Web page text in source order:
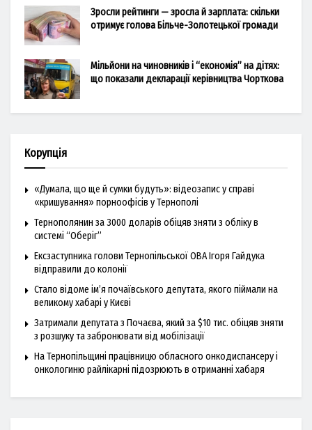
Зросли рейтинги — зросла й зарплата: скільки
отримує голова Більче-Золотецької громади
Мільйони на чиновників і “економія” на дітях:
що показали декларації керівництва Чорткова
Корупція
«Думала, що ще й сумки будуть»: відеозапис у справі
«кришування» порноофісів у Тернополі
Тернополянин за 3000 доларів обіцяв зняти з обліку в
системі “Оберіг”
Ексзаступника голови Тернопільської ОВА Ігоря Гайдука
відправили до колонії
Стало відоме ім’я почаївського депутата, якого піймали на
великому хабарі у Києві
Затримали депутата з Почаєва, який за $10 тис. обіцяв зняти
з розшуку та забронювати від мобілізації
На Тернопільщині працівницю обласного онкодиспансеру і
онкологиню райлікарні підозрюють в отриманні хабаря